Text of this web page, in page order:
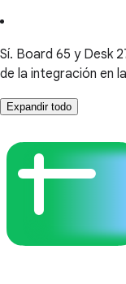
Sí. Board 65 y Desk
de la integración en
Expandir todo